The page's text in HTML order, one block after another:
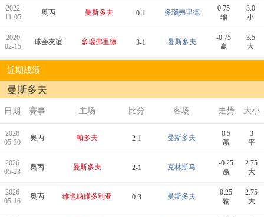
2022
11-05
奥丙 曼斯多夫 0-1 多瑙弗里德
0.75
输
3.0
小
2020
02-15
球会友谊 多瑙弗里德 3-1 曼斯多夫
-0.75
赢
3.5
大
近期战绩
曼斯多夫
日期 赛事 主场 比分 客场 走势 大小
2026
05-30
奥丙 帕多夫 2-1 曼斯多夫
0.5
赢
3
平
2026
05-23
奥丙 曼斯多夫 2-1 克林斯马
-0.25
赢
2.75
大
2026
05-16
奥丙 维也纳维多利亚 0-3 曼斯多夫
0.25
输
2.75
大